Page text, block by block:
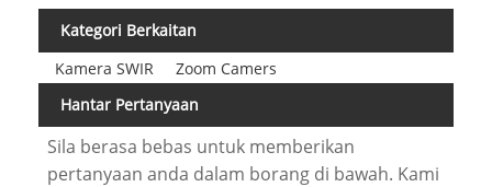
Kategori Berkaitan
Kamera SWIR
Zoom Camers
Hantar Pertanyaan
Sila berasa bebas untuk memberikan
pertanyaan anda dalam borang di bawah. Kami